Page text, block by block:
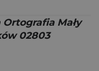
Ortografia Mały
02803